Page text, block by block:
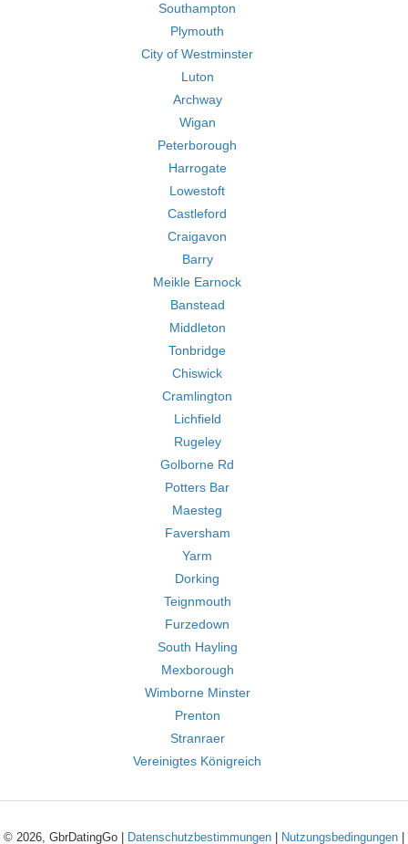
Southampton
Plymouth
City of Westminster
Luton
Archway
Wigan
Peterborough
Harrogate
Lowestoft
Castleford
Craigavon
Barry
Meikle Earnock
Banstead
Middleton
Tonbridge
Chiswick
Cramlington
Lichfield
Rugeley
Golborne Rd
Potters Bar
Maesteg
Faversham
Yarm
Dorking
Teignmouth
Furzedown
South Hayling
Mexborough
Wimborne Minster
Prenton
Stranraer
Vereinigtes Königreich
© 2026, GbrDatingGo | Datenschutzbestimmungen Nutzungsbedingungen